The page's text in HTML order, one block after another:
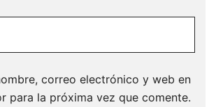
correo electrónico y web en
para la próxima vez que comente.